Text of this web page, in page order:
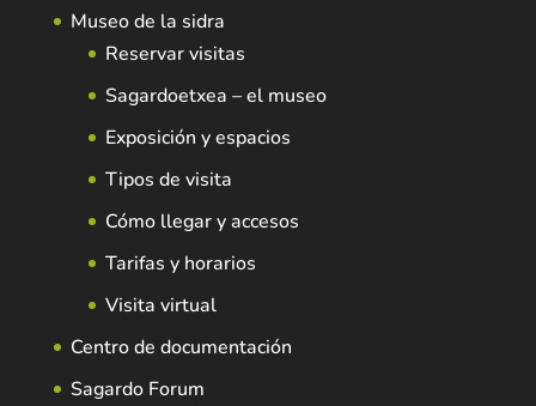
Museo de la sidra
Reservar visitas
Sagardoetxea – el museo
Exposición y espacios
Tipos de visita
Cómo llegar y accesos
Tarifas y horarios
Visita virtual
Centro de documentación
Sagardo Forum